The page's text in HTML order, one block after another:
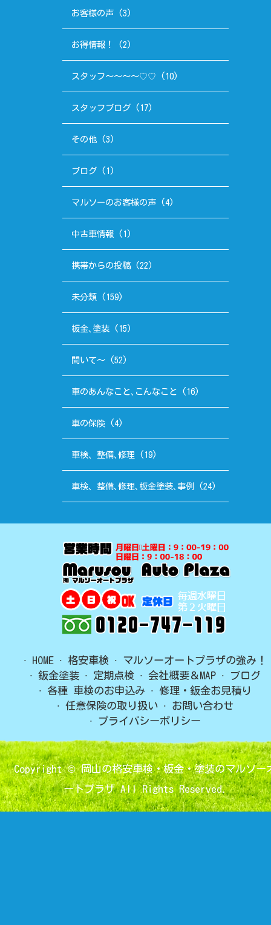
お客様の声(3)
お得情報！ (2)
スタッフ～～～～♡♡ (10)
スタッフブログ(17)
その他(3)
ブログ(1)
マルソーのお客様の声(4)
中古車情報(1)
携帯からの投稿(22)
未分類 (159)
板金､塗装(15)
聞いて～(52)
車のあんなこと､こんなこと (16)
車の保険(4)
車検、整備､修理 (19)
車検、整備､修理､板金塗装､事例 (24)
HOME 格安車検
マルソーオートプラザの強み！
鈑金塗装
定期点検 会社概要＆MAP
ブログ
各種 車検のお申込み
修理・鈑金お見積り
任意保険の取り扱い
お問い合わせ
プライバシーポリシー
Copyright ©岡山の格安車検・板金・塗装のマルソー
ートプラザAll Rights Reserved.